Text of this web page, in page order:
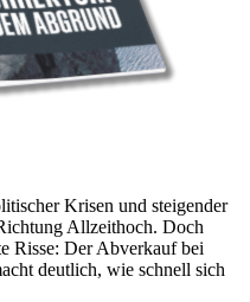
Krisen und steigender
Allzeithoch. Doch
Risse: Der Abverkauf bei
deutlich, wie schnell sich